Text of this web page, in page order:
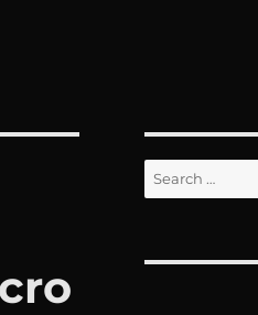
Search
for: